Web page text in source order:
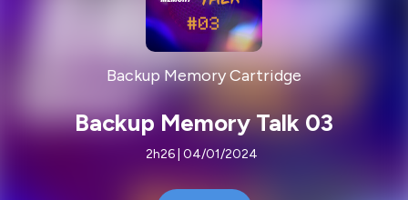
Backup Memory Cartridge
Backup Memory Talk 03
2h26 | 04/01/2024